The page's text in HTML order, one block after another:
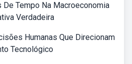
Tempo Na Macroeconomia
Verdadeira
Humanas Que Direcionam
Tecnológico